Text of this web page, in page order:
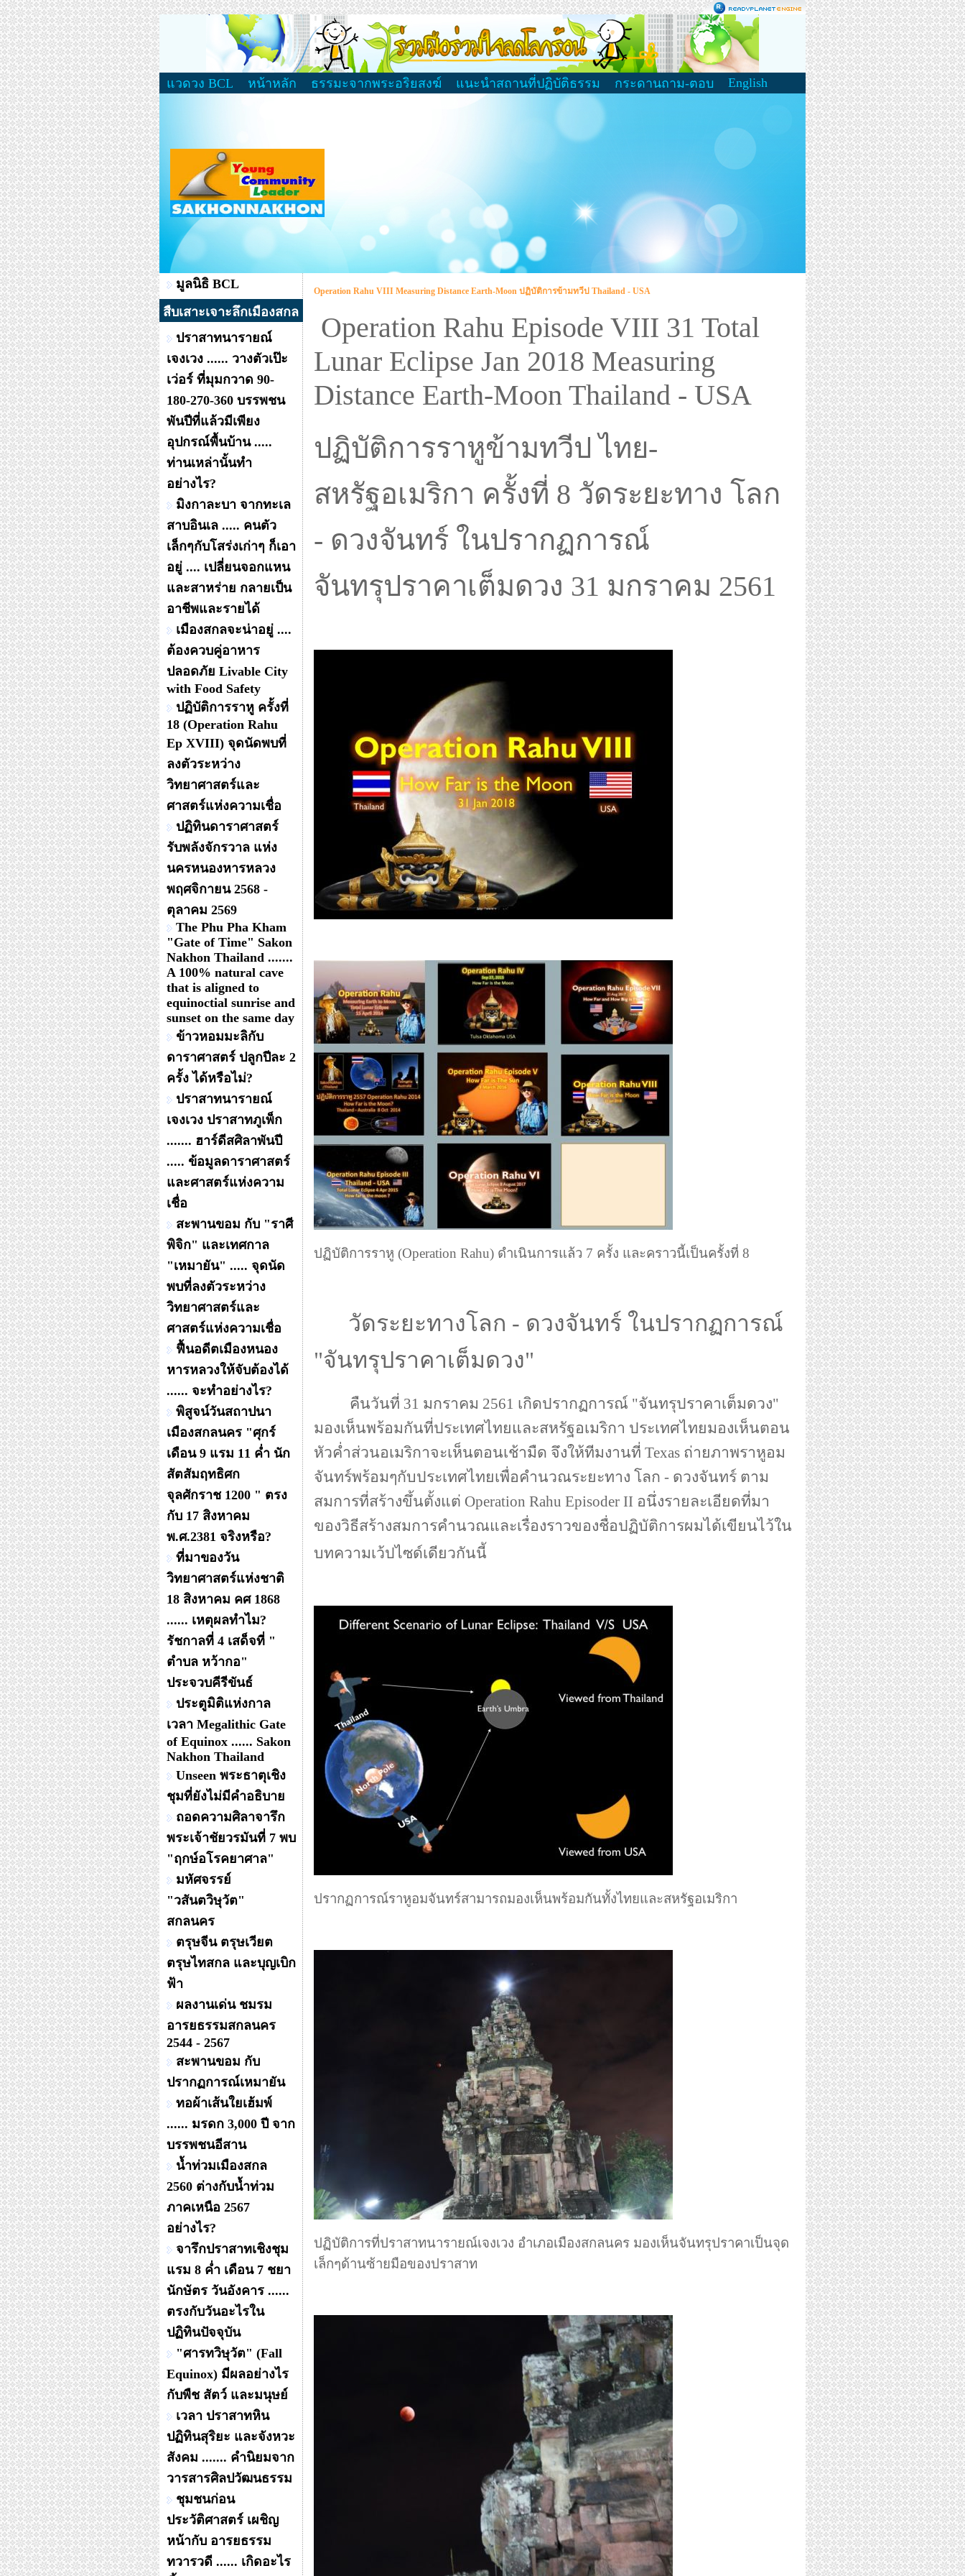
แวดวง BCL หน้าหลัก ธรรมะจากพระอริยสงฆ์ แนะนำสถานที่ปฏิบัติธรรม กระดานถาม-ตอบ English
มูลนิธิ BCL
สืบเสาะเจาะลึกเมืองสกล
ปราสาทนารายณ์
เจงเวง ...... วางตัวเป๊ะ
เว่อร์ ที่มุมกวาด 90-
180-270-360 บรรพชน
พันปีที่แล้วมีเพียง
อุปกรณ์พื้นบ้าน .....
ท่านเหล่านั้นทำ
อย่างไร?
มิงกาละบา จากทะเล
สาบอินเล ..... คนตัว
เล็กๆกับโสร่งเก่าๆ ก็เอา
อยู่ .... เปลี่ยนจอกแหน
และสาหร่าย กลายเป็น
อาชีพและรายได้
เมืองสกลจะน่าอยู่ ....
ต้องควบคู่อาหาร
ปลอดภัย Livable City
with Food Safety
ปฏิบัติการราหู ครั้งที่
18 (Operation Rahu
Ep XVIII) จุดนัดพบที่
ลงตัวระหว่าง
วิทยาศาสตร์และ
ศาสตร์แห่งความเชื่อ
ปฏิทินดาราศาสตร์
รับพลังจักรวาล แห่ง
นครหนองหารหลวง
พฤศจิกายน 2568 -
ตุลาคม 2569
The Phu Pha Kham
"Gate of Time" Sakon
Nakhon Thailand .......
A 100% natural cave
that is aligned to
equinoctial sunrise and
sunset on the same day
ข้าวหอมมะลิกับ
ดาราศาสตร์ ปลูกปีละ 2
ครั้ง ได้หรือไม่?
ปราสาทนารายณ์
เจงเวง ปราสาทภูเพ็ก
....... ฮาร์ดีสศิลาพันปี
..... ข้อมูลดาราศาสตร์
และศาสตร์แห่งความ
เชื่อ
สะพานขอม กับ "ราศี
พิจิก" และเทศกาล
"เหมายัน" ..... จุดนัด
พบที่ลงตัวระหว่าง
วิทยาศาสตร์และ
ศาสตร์แห่งความเชื่อ
ฟื้นอดีตเมืองหนอง
หารหลวงให้จับต้องได้
...... จะทำอย่างไร?
พิสูจน์วันสถาปนา
เมืองสกลนคร "ศุกร์
เดือน 9 แรม 11 ค่ำ นัก
สัตสัมฤทธิศก
จุลศักราช 1200 " ตรง
กับ 17 สิงหาคม
พ.ศ.2381 จริงหรือ?
ที่มาของวัน
วิทยาศาสตร์แห่งชาติ
18 สิงหาคม คศ 1868
...... เหตุผลทำไม?
รัชกาลที่ 4 เสด็จที่ "
ตำบล หว้ากอ"
ประจวบคีรีขันธ์
ประตูมิติแห่งกาล
เวลา Megalithic Gate
of Equinox ...... Sakon
Nakhon Thailand
Unseen พระธาตุเชิง
ชุมที่ยังไม่มีคำอธิบาย
ถอดความศิลาจารึก
พระเจ้าชัยวรมันที่ 7 พบ
"ฤกษ์อโรคยาศาล"
มหัศจรรย์
"วสันตวิษุวัต"
สกลนคร
ตรุษจีน ตรุษเวียต
ตรุษไทสกล และบุญเบิก
ฟ้า
ผลงานเด่น ชมรม
อารยธรรมสกลนคร
2544 - 2567
สะพานขอม กับ
ปรากฏการณ์เหมายัน
ทอผ้าเส้นใยเฮ้มพ์
...... มรดก 3,000 ปี จาก
บรรพชนอีสาน
น้ำท่วมเมืองสกล
2560 ต่างกับน้ำท่วม
ภาคเหนือ 2567
อย่างไร?
จารึกปราสาทเชิงชุม
แรม 8 ค่ำ เดือน 7 ชยา
นักษัตร วันอังคาร ......
ตรงกับวันอะไรใน
ปฏิทินปัจจุบัน
"ศารทวิษุวัต" (Fall
Equinox) มีผลอย่างไร
กับพืช สัตว์ และมนุษย์
เวลา ปราสาทหิน
ปฏิทินสุริยะ และจังหวะ
สังคม ....... คำนิยมจาก
วารสารศิลปวัฒนธรรม
ชุมชนก่อน
ประวัติศาสตร์ เผชิญ
หน้ากับ อารยธรรม
ทวารวดี ...... เกิดอะไร
Operation Rahu VIII Measuring Distance Earth-Moon ปฏิบัติการข้ามทวีป Thailand - USA
Operation Rahu Episode VIII 31 Total
Lunar Eclipse Jan 2018 Measuring
Distance Earth-Moon Thailand - USA
ปฏิบัติการราหูข้ามทวีป ไทย-
สหรัฐอเมริกา ครั้งที่ 8 วัดระยะทาง โลก
- ดวงจันทร์ ในปรากฏการณ์
จันทรุปราคาเต็มดวง 31 มกราคม 2561
ปฏิบัติการราหู (Operation Rahu) ดำเนินการแล้ว 7 ครั้ง และคราวนี้เป็นครั้งที่ 8
วัดระยะทางโลก - ดวงจันทร์ ในปรากฏการณ์
"จันทรุปราคาเต็มดวง"
คืนวันที่ 31 มกราคม 2561 เกิดปรากฏการณ์ "จันทรุปราคาเต็มดวง"
มองเห็นพร้อมกันที่ประเทศไทยและสหรัฐอเมริกา ประเทศไทยมองเห็นตอน
หัวค่ำส่วนอเมริกาจะเห็นตอนเช้ามืด จึงให้ทีมงานที่ Texas ถ่ายภาพราหูอม
จันทร์พร้อมๆกับประเทศไทยเพื่อคำนวณระยะทาง โลก - ดวงจันทร์ ตาม
สมการที่สร้างขึ้นตั้งแต่ Operation Rahu Episoder II อนึ่งรายละเอียดที่มา
ของวิธีสร้างสมการคำนวณและเรื่องราวของชื่อปฏิบัติการผมได้เขียนไว้ใน
บทความเว้ปไซด์เดียวกันนี้
ปรากฏการณ์ราหูอมจันทร์สามารถมองเห็นพร้อมกันทั้งไทยและสหรัฐอเมริกา
ปฏิบัติการที่ปราสาทนารายณ์เจงเวง อำเภอเมืองสกลนคร มองเห็นจันทรุปราคาเป็นจุด
เล็กๆด้านซ้ายมือของปราสาท